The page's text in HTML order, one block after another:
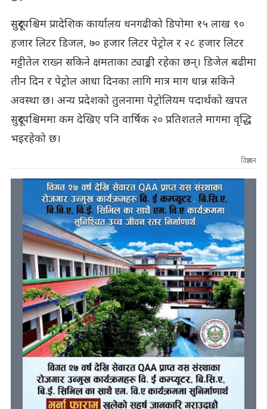
सुदूरपश्चिम प्रादेशिक कार्यालय धनगढीको डिपोमा १५ लाख ९०
हजार लिटर डिजल, ७० हजार लिटर पेट्रोल र २८ हजार लिटर
मट्टीतेल राख्न सकिने क्षमताका ट्याङ्की रहेका छन्। डिजेल बढीमा
तीन दिन र पेट्रोल आधा दिनका लागि मात्र माग धान्न सकिने
अवस्था छ। अन्य प्रदेशको तुलनामा पेट्रोलियम पदार्थको खपत
सुदूरपश्चिममा कम देखिए पनि वार्षिक २० प्रतिशतले मागमा वृद्धि
भइरहेको छ।
विज्ञापन